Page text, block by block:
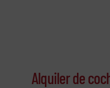
Alquiler de